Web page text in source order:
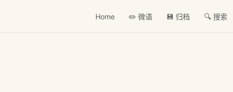
Home ✏️ 微语 💾 归档 🔍 搜索